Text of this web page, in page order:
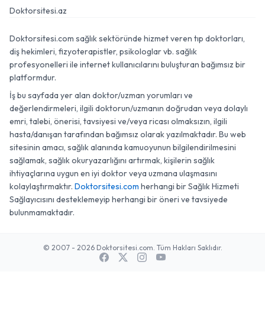
Doktorsitesi.az
Doktorsitesi.com sağlık sektöründe hizmet veren tıp doktorları,
diş hekimleri, fizyoterapistler, psikologlar vb. sağlık
profesyonelleri ile internet kullanıcılarını buluşturan bağımsız bir
platformdur.
İş bu sayfada yer alan doktor/uzman yorumları ve
değerlendirmeleri, ilgili doktorun/uzmanın doğrudan veya dolaylı
emri, talebi, önerisi, tavsiyesi ve/veya ricası olmaksızın, ilgili
hasta/danışan tarafından bağımsız olarak yazılmaktadır. Bu web
sitesinin amacı, sağlık alanında kamuoyunun bilgilendirilmesini
sağlamak, sağlık okuryazarlığını artırmak, kişilerin sağlık
ihtiyaçlarına uygun en iyi doktor veya uzmana ulaşmasını
kolaylaştırmaktır. Doktorsitesi.com herhangi bir Sağlık Hizmeti
Sağlayıcısını desteklemeyip herhangi bir öneri ve tavsiyede
bulunmamaktadır.
© 2007 - 2026 Doktorsitesi.com. Tüm Hakları Saklıdır.